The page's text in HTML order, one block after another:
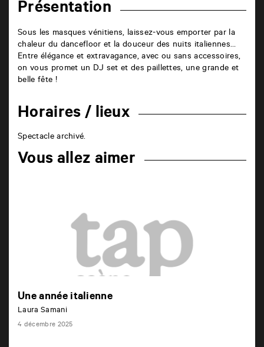
Présentation
Sous les masques vénitiens, laissez-vous emporter par la
chaleur du dancefloor et la douceur des nuits italiennes…
Entre élégance et extravagance, avec ou sans accessoires,
on vous promet un DJ set et des paillettes, une grande et
belle fête !
Horaires / lieux
Spectacle archivé.
Vous allez aimer
Une année italienne
Laura Samani
4 décembre 2025